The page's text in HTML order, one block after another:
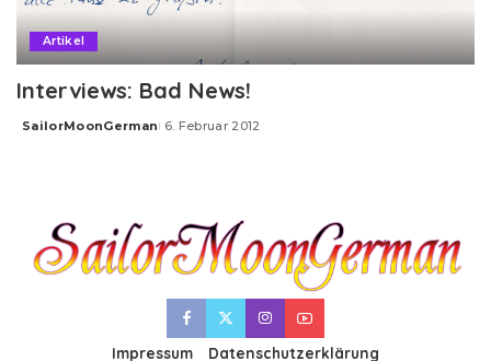
Artikel
Interviews: Bad News!
Posted
SailorMoonGerman 6. Februar 2012
Impressum Datenschutzerklärung